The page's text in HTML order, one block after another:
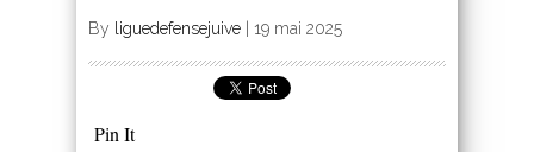
By liguedefensejuive 19 mai 2025
Pin It